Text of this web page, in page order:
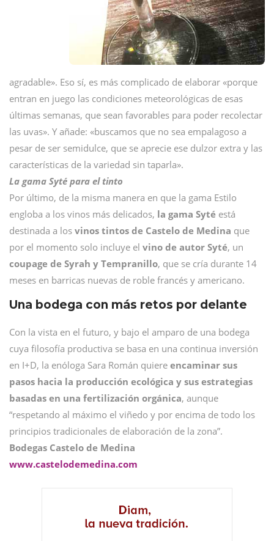
agradable». Eso sí, es más complicado de elaborar «porque
entran en juego las condiciones meteorológicas de esas
últimas semanas, que sean favorables para poder recolectar
las uvas». Y añade: «buscamos que no sea empalagoso a
pesar de ser semidulce, que se aprecie ese dulzor extra y las
características de la variedad sin taparla».
La gama Syté para el tinto
Por último, de la misma manera en que la gama Estilo
engloba a los vinos más delicados, la gama Syté está
destinada a los vinos tintos de Castelo de Medina que
por el momento solo incluye el vino de autor Syté, un
coupage de Syrah y Tempranillo, que se cría durante 14
meses en barricas nuevas de roble francés y americano.
Una bodega con más retos por delante
Con la vista en el futuro, y bajo el amparo de una bodega
cuya filosofía productiva se basa en una continua inversión
en I+D, la enóloga Sara Román quiere encaminar sus
pasos hacia la producción ecológica y sus estrategias
basadas en una fertilización orgánica, aunque
“respetando al máximo el viñedo y por encima de todo los
principios tradicionales de elaboración de la zona”.
Bodegas Castelo de Medina
www.castelodemedina.com